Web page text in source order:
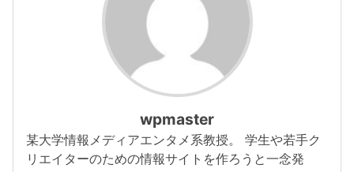
wpmaster
某大学情報メディアエンタメ系教授。 学生や若手ク
リエイターのための情報サイトを作ろうと一念発